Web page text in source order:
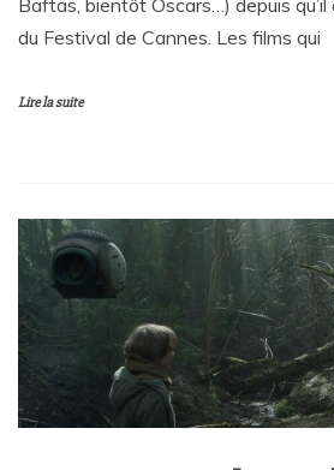
Baftas, bientôt Oscars…) depuis qu’il
du Festival de Cannes. Les films qui
Lire la suite